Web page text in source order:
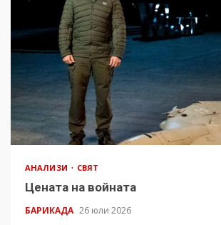
АНАЛИЗИ СВЯТ
Цената на войната
БАРИКАДА 26 юли 2026